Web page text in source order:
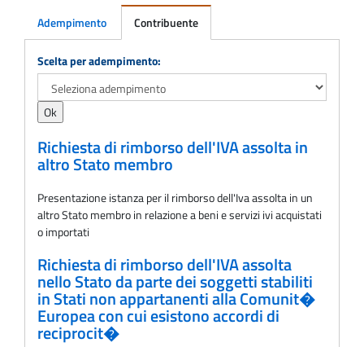
Adempimento Contribuente
Adempimento
Scelta per adempimento:
Richiesta di rimborso dell'IVA assolta in
altro Stato membro
Presentazione istanza per il rimborso dell'Iva assolta in un
altro Stato membro in relazione a beni e servizi ivi acquistati
o importati
Richiesta di rimborso dell'IVA assolta
nello Stato da parte dei soggetti stabiliti
in Stati non appartanenti alla Comunit�
Europea con cui esistono accordi di
reciprocit�